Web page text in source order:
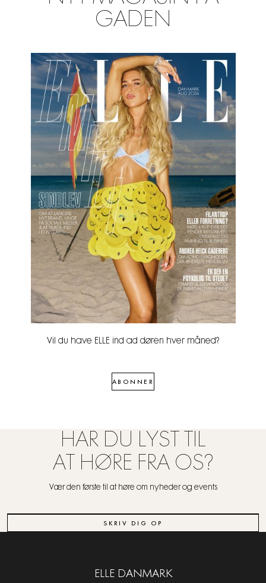
GADEN
Vil du have ELLE ind ad døren hver måned?
ABONNER
HAR DU LYST TIL
AT HØRE FRA OS?
Vær den første til at høre om nyheder og events
SKRIV DIG OP
ELLE DANMARK